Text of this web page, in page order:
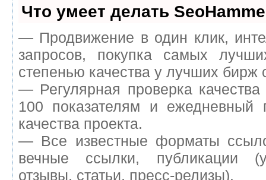
Что умеет делать
— Продвижение в один клик,
запросов, покупка самых
степенью качества у лучших бирж
— Регулярная проверка
100 показателям и ежедневный
качества проекта.
— Все известные форматы
вечные ссылки, публикации
отзывы, статьи, пресс-релизы).